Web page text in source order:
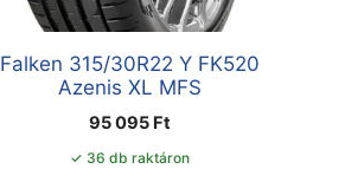
Falken 315/30R22 Y FK520
Azenis XL MFS
95 095 Ft
✓ 36 db raktáron